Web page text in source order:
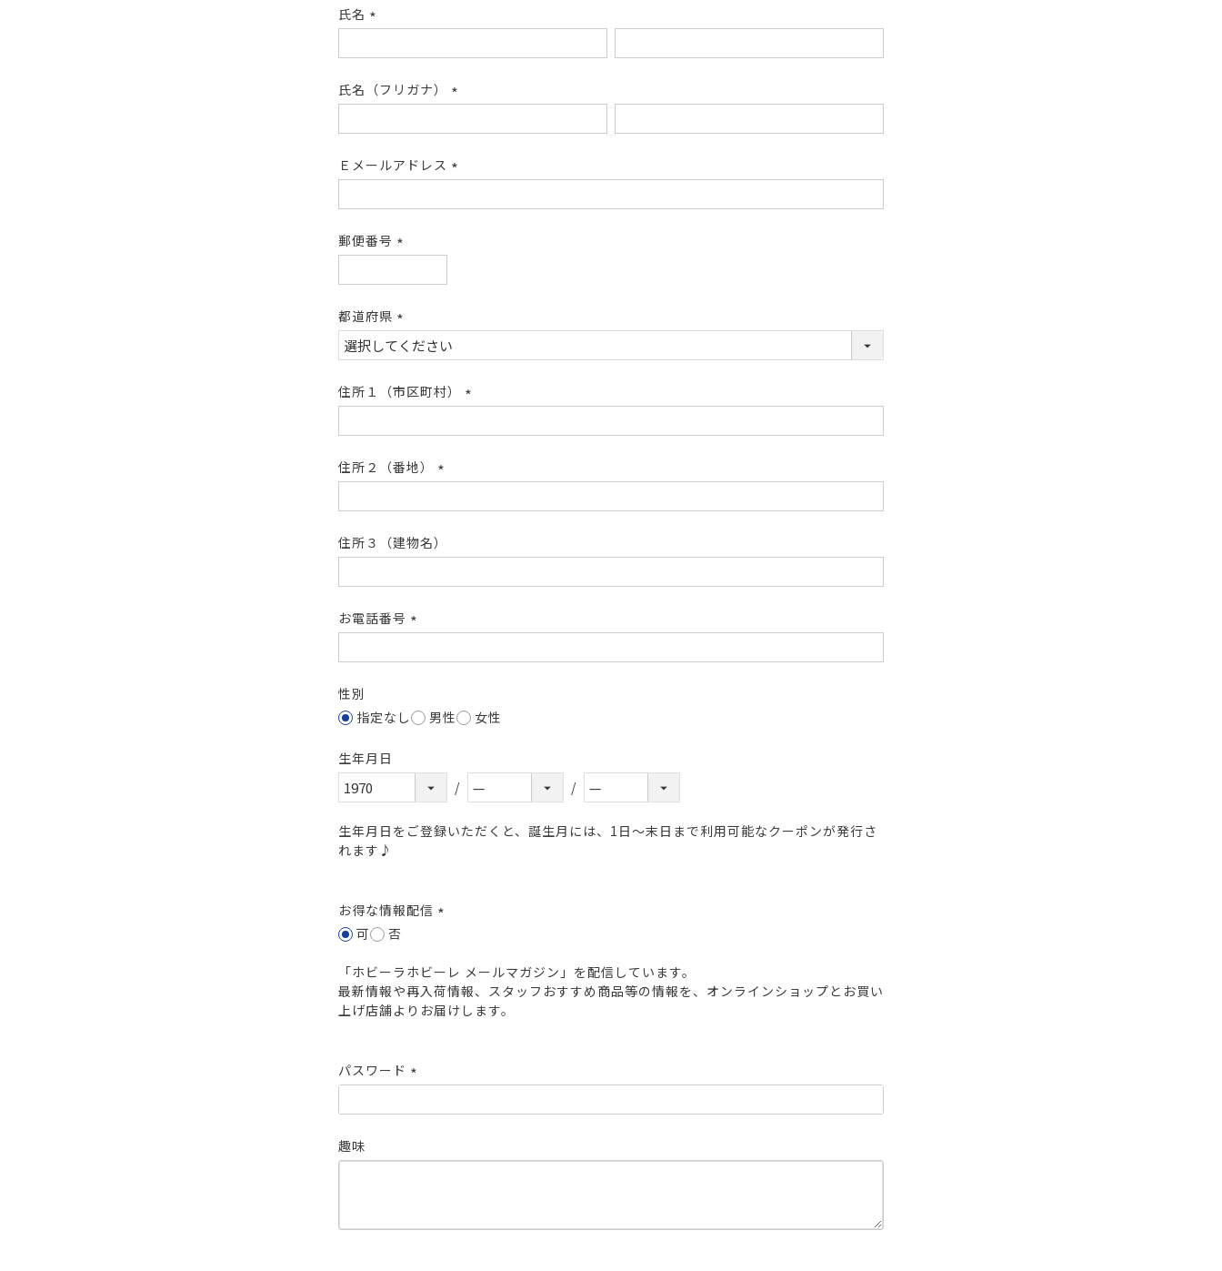
氏名
須)
氏名（フリガナ）
須)
Ｅメールアドレス
須)
郵便番号
須)
都道府県
(必
須)
住所１（市区町村）
須)
住所２（番地）
須)
住所３（建物名）
お電話番号
須)
性別
指定なし
男性 女性
生年月日
生年月日をご登録いただくと、誕生月には、1日～末日まで利用可能なクーポンが発行さ
れます♪
お得な情報配信
可 否
「ホビーラホビーレ メールマガジン」を配信しています。
最新情報や再入荷情報、スタッフおすすめ商品等の情報を、オンラインショップとお買い
上げ店舗よりお届けします。
パスワード
須)
趣味